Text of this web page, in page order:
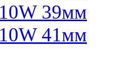
39мм
41мм